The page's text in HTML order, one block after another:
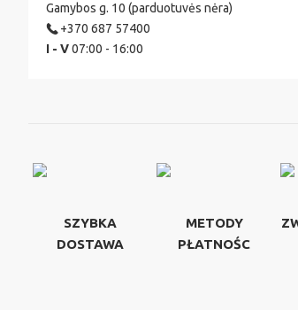
Gamybos g. 10 (parduotuvės nėra)
+370 687 57400
I - V07:00 - 16:00
SZYBKA
DOSTAWA
METODY
PŁATNOŚC